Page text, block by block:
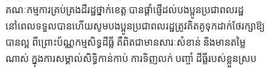
គណៈកម្មការគ្រប់គ្រងដីរដ្ឋថ្នាក់ខេត្ត បានផ្ដាំផ្ញើដល់បងប្អូនប្រជាពលរដ្ឋ
នៅពេលទទួលបានហើយសូមបងប្អូនប្រជាពលរដ្ឋត្រូវគិតគូទុកដាក់ថែរក្សាឱ្យ
បានល្អ ពីព្រោះប័ណ្ណកម្មសិទ្ធដីធ្លី គឺពិតជាមានសារៈសំខាន់ និងមានតម្លៃ
ណាស់ ក្នុងការសម្គាល់សិទ្ធិកាន់កាប់ ការទិញលក់ បញ្ចាំ ដីធ្លីរបស់ខ្លួនស្រប